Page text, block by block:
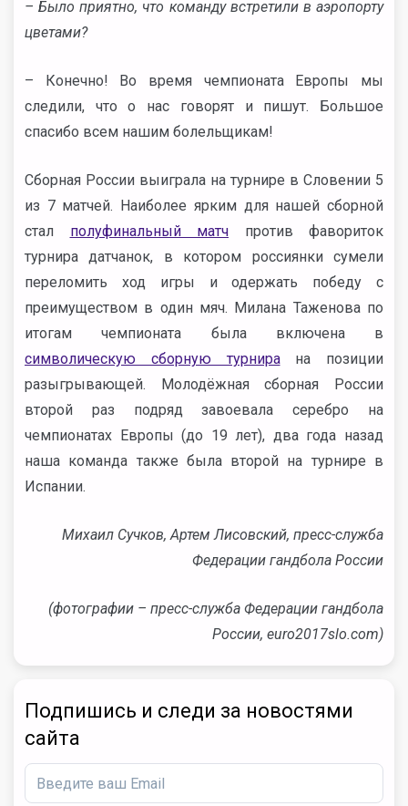
– Было приятно, что команду встретили в аэропорту
цветами?
– Конечно! Во время чемпионата Европы мы
следили, что о нас говорят и пишут. Большое
спасибо всем нашим болельщикам!
Сборная России выиграла на турнире в Словении 5
из 7 матчей. Наиболее ярким для нашей сборной
стал полуфинальный матч против фавориток
турнира датчанок, в котором россиянки сумели
переломить ход игры и одержать победу с
преимуществом в один мяч. Милана Таженова по
итогам чемпионата была включена в
символическую сборную турнирана позиции
разыгрывающей. Молодёжная сборная России
второй раз подряд завоевала серебро на
чемпионатах Европы (до 19 лет), два года назад
наша команда также была второй на турнире в
Испании.
Михаил Сучков, Артем Лисовский, пресс-служба
Федерации гандбола России
(фотографии – пресс-служба Федерации гандбола
России, euro2017slo.com)
Подпишись и следи за новостями
сайта